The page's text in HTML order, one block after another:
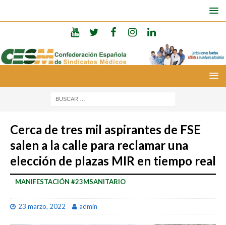
Cerca de tres mil aspirantes de FSE
salen a la calle para reclamar una
elección de plazas MIR en tiempo real
MANIFESTACIÓN #23MSANITARIO
23 marzo, 2022 admin